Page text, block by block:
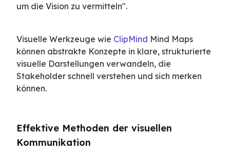
um die Vision zu vermitteln".
Visuelle Werkzeuge wie ClipMind Mind Maps
können abstrakte Konzepte in klare, strukturierte
visuelle Darstellungen verwandeln, die
Stakeholder schnell verstehen und sich merken
können.
Effektive Methoden der visuellen
Kommunikation